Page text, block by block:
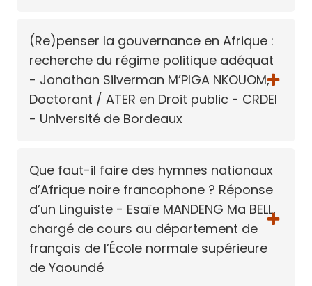
(Re)penser la gouvernance en Afrique :
recherche du régime politique adéquat
- Jonathan Silverman M’PIGA NKOUOM,
Doctorant / ATER en Droit public - CRDEI
- Université de Bordeaux
Que faut-il faire des hymnes nationaux
d’Afrique noire francophone ? Réponse
d’un Linguiste - Esaïe MANDENG Ma BELL,
chargé de cours au département de
français de l’École normale supérieure
de Yaoundé